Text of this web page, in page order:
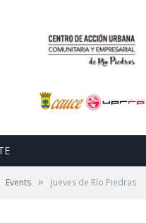
Events » Jueves de Río Piedras